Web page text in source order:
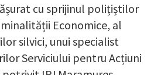
cu sprijinul polițiștilor
Economice, al
silvici, unui specialist
Serviciului pentru Acțiuni